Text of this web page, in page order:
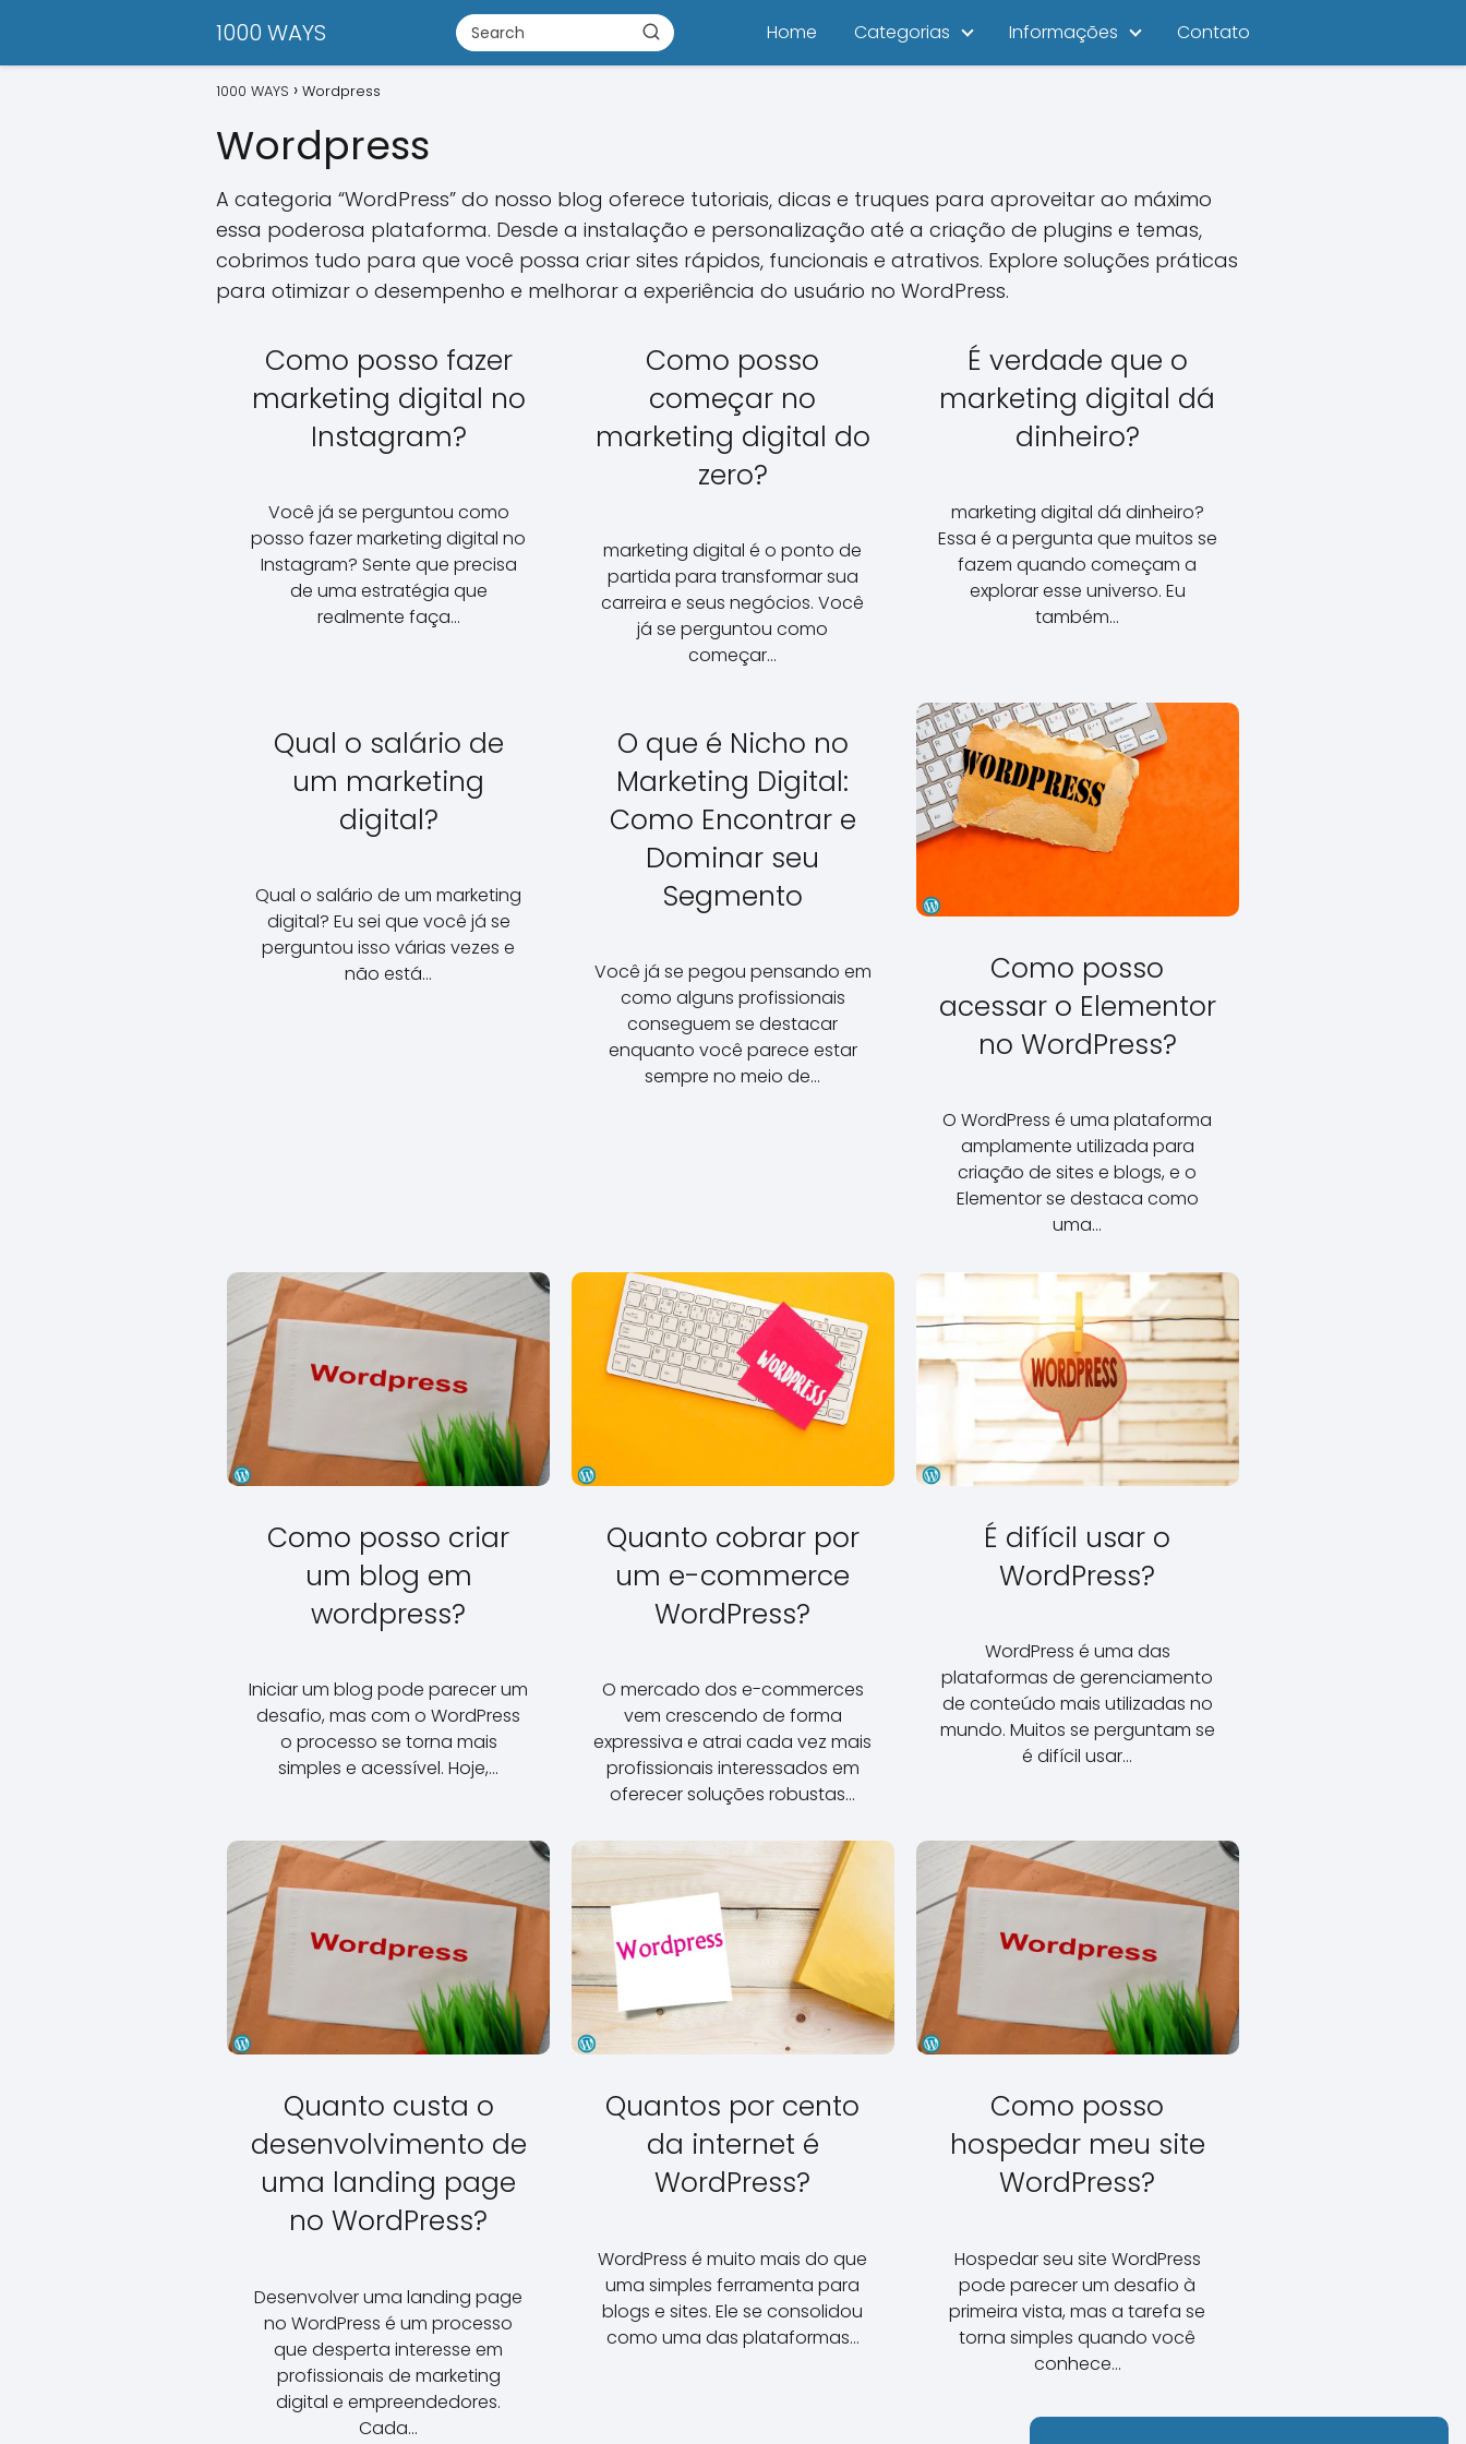
1000 WAYS Home Categorias Informações Contato
1000 WAYS Wordpress
Wordpress
A categoria “WordPress” do nosso blog oferece tutoriais, dicas e truques para aproveitar ao máximo
essa poderosa plataforma. Desde a instalação e personalização até a criação de plugins e temas,
cobrimos tudo para que você possa criar sites rápidos, funcionais e atrativos. Explore soluções práticas
para otimizar o desempenho e melhorar a experiência do usuário no WordPress.
Como posso fazer
marketing digital no
Instagram?
Você já se perguntou como
posso fazer marketing digital no
Instagram? Sente que precisa
de uma estratégia que
realmente faça…
Como posso
começar no
marketing digital do
zero?
marketing digital é o ponto de
partida para transformar sua
carreira e seus negócios. Você
já se perguntou como
começar…
É verdade que o
marketing digital dá
dinheiro?
marketing digital dá dinheiro?
Essa é a pergunta que muitos se
fazem quando começam a
explorar esse universo. Eu
também…
Qual o salário de
um marketing
digital?
Qual o salário de um marketing
digital? Eu sei que você já se
perguntou isso várias vezes e
não está…
O que é Nicho no
Marketing Digital:
Como Encontrar e
Dominar seu
Segmento
Você já se pegou pensando em
como alguns profissionais
conseguem se destacar
enquanto você parece estar
sempre no meio de…
Como posso
acessar o Elementor
no WordPress?
O WordPress é uma plataforma
amplamente utilizada para
criação de sites e blogs, e o
Elementor se destaca como
uma…
Como posso criar
um blog em
wordpress?
Iniciar um blog pode parecer um
desafio, mas com o WordPress
o processo se torna mais
simples e acessível. Hoje,…
Quanto cobrar por
um e-commerce
WordPress?
O mercado dos e-commerces
vem crescendo de forma
expressiva e atrai cada vez mais
profissionais interessados em
oferecer soluções robustas…
É difícil usar o
WordPress?
WordPress é uma das
plataformas de gerenciamento
de conteúdo mais utilizadas no
mundo. Muitos se perguntam se
é difícil usar…
Quanto custa o
desenvolvimento de
uma landing page
no WordPress?
Desenvolver uma landing page
no WordPress é um processo
que desperta interesse em
profissionais de marketing
digital e empreendedores.
Cada…
Quantos por cento
da internet é
WordPress?
WordPress é muito mais do que
uma simples ferramenta para
blogs e sites. Ele se consolidou
como uma das plataformas…
Como posso
hospedar meu site
WordPress?
Hospedar seu site WordPress
pode parecer um desafio à
primeira vista, mas a tarefa se
torna simples quando você
conhece…